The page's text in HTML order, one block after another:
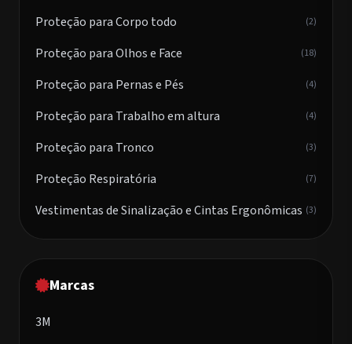
Proteção para Corpo todo (2)
Proteção para Olhos e Face (18)
Proteção para Pernas e Pés (4)
Proteção para Trabalho em altura (4)
Proteção para Tronco (3)
Proteção Respiratória (7)
Vestimentas de Sinalização e Cintas Ergonômicas (3)
Marcas
3M